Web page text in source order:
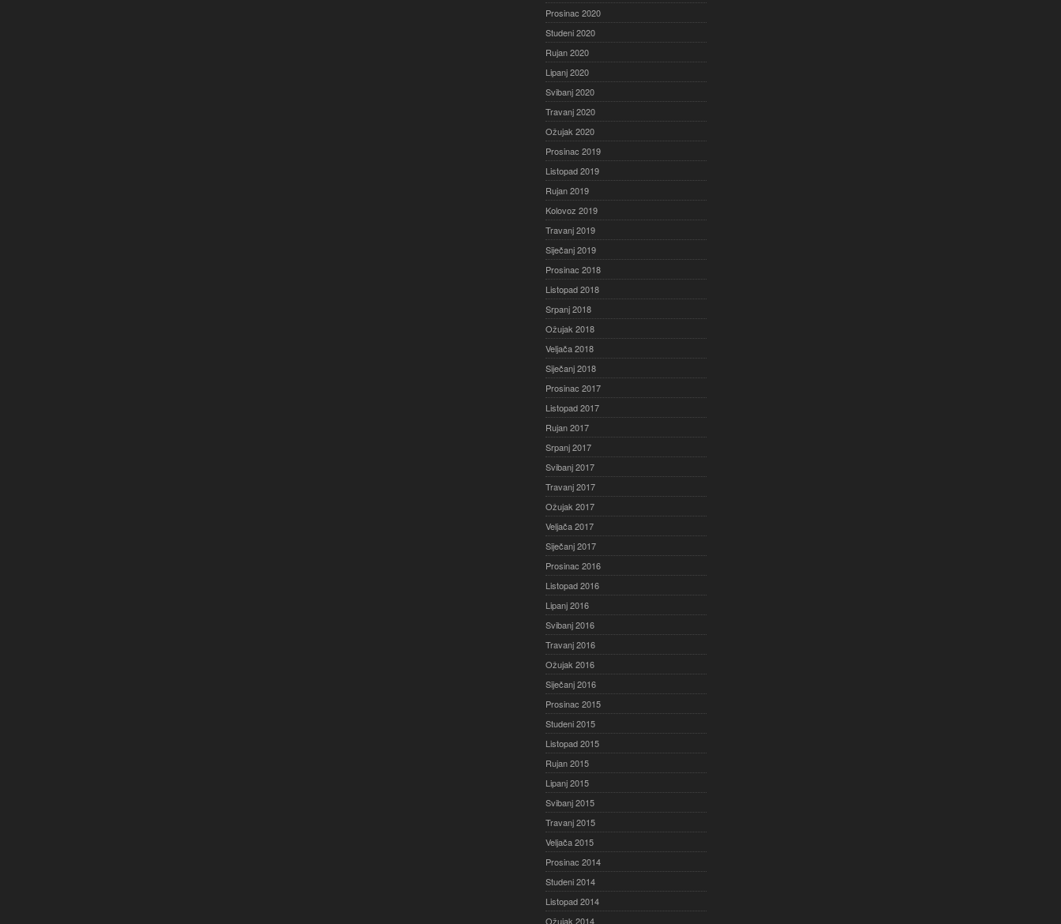
Prosinac 2020
Studeni 2020
Rujan 2020
Lipanj 2020
Svibanj 2020
Travanj 2020
Ožujak 2020
Prosinac 2019
Listopad 2019
Rujan 2019
Kolovoz 2019
Travanj 2019
Siječanj 2019
Prosinac 2018
Listopad 2018
Srpanj 2018
Ožujak 2018
Veljača 2018
Siječanj 2018
Prosinac 2017
Listopad 2017
Rujan 2017
Srpanj 2017
Svibanj 2017
Travanj 2017
Ožujak 2017
Veljača 2017
Siječanj 2017
Prosinac 2016
Listopad 2016
Lipanj 2016
Svibanj 2016
Travanj 2016
Ožujak 2016
Siječanj 2016
Prosinac 2015
Studeni 2015
Listopad 2015
Rujan 2015
Lipanj 2015
Svibanj 2015
Travanj 2015
Veljača 2015
Prosinac 2014
Studeni 2014
Listopad 2014
Ožujak 2014